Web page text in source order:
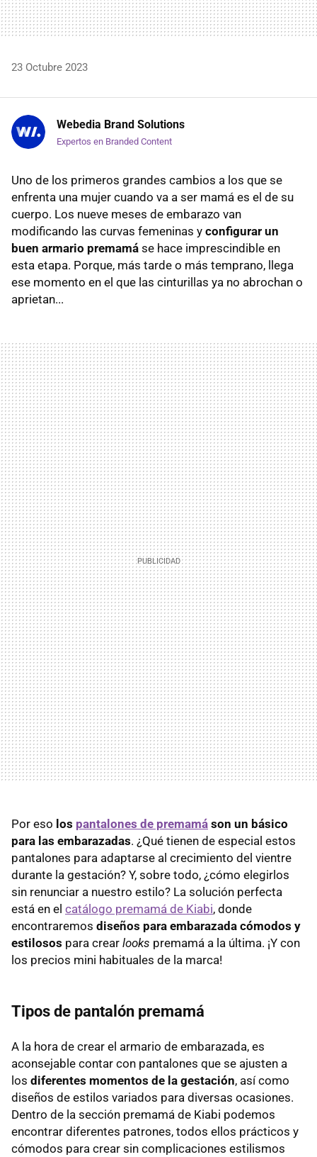
23 Octubre 2023
Webedia Brand Solutions
Expertos en Branded Content
Uno de los primeros grandes cambios a los que se
enfrenta una mujer cuando va a ser mamá es el de su
cuerpo. Los nueve meses de embarazo van
modificando las curvas femeninas y configurar un
buen armario premamá se hace imprescindible en
esta etapa. Porque, más tarde o más temprano, llega
ese momento en el que las cinturillas ya no abrochan o
aprietan...
Por eso los pantalones de premamá son un básico
para las embarazadas. ¿Qué tienen de especial estos
pantalones para adaptarse al crecimiento del vientre
durante la gestación? Y, sobre todo, ¿cómo elegirlos
sin renunciar a nuestro estilo? La solución perfecta
está en el catálogo premamá de Kiabi, donde
encontraremos diseños para embarazada cómodos y
estilosos para crear looks premamá a la última. ¡Y con
los precios mini habituales de la marca!
Tipos de pantalón premamá
A la hora de crear el armario de embarazada, es
aconsejable contar con pantalones que se ajusten a
los diferentes momentos de la gestación, así como
diseños de estilos variados para diversas ocasiones.
Dentro de la sección premamá de Kiabi podemos
encontrar diferentes patrones, todos ellos prácticos y
cómodos para crear sin complicaciones estilismos